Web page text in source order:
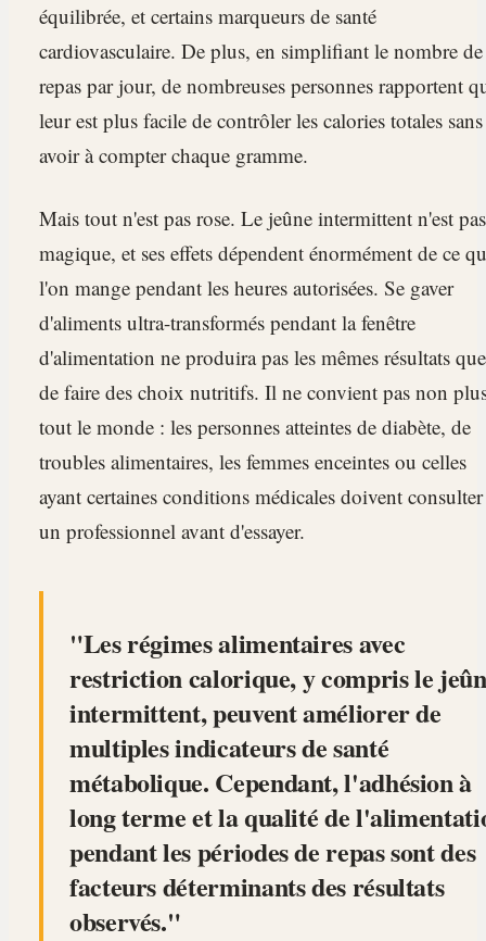
équilibrée, et certains marqueurs de santé
cardiovasculaire. De plus, en simplifiant le nombre de
repas par jour, de nombreuses personnes rapportent
leur est plus facile de contrôler les calories totales sans
avoir à compter chaque gramme.
Mais tout n'est pas rose. Le jeûne intermittent n'est pas
magique, et ses effets dépendent énormément de ce
l'on mange pendant les heures autorisées. Se gaver
d'aliments ultra-transformés pendant la fenêtre
d'alimentation ne produira pas les mêmes résultats que
de faire des choix nutritifs. Il ne convient pas non
tout le monde : les personnes atteintes de diabète, de
troubles alimentaires, les femmes enceintes ou celles
ayant certaines conditions médicales doivent consulter
un professionnel avant d'essayer.
Les régimes alimentaires avec
restriction calorique, y compris le
intermittent, peuvent améliorer de
multiples indicateurs de santé
métabolique. Cependant, l'adhésion à
long terme et la qualité de
pendant les périodes de repas sont des
facteurs déterminants des résultats
observés.